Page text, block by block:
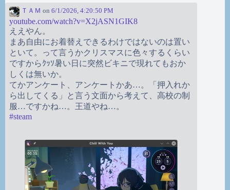
ＴＡＭ on 6/1/2026, 4:20:50 PM
youtube.com/watch?v=X2jASN1GIK8
ええやん。
まあ自由にお着替えできるわけではないのは置い
といて。って言うかクリスマスに色々するくらい
ですからｸｯｿ暑い日に突然ビキニで現れてもおか
しくは無いか。
てかアンケート、アンケートかあ…。「押入れか
ら出してくる」と言う文面から考えて、高校の制
服…ですかね…。王道やね…。
#steam